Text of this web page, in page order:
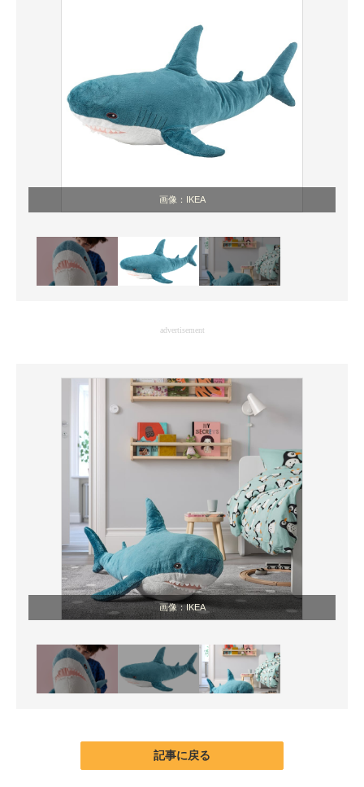
電子設計の基本と応用
エネルギーの専門メディア
建設×テクノロジーの最前線
画像：IKEA
advertisement
画像：IKEA
記事に戻る